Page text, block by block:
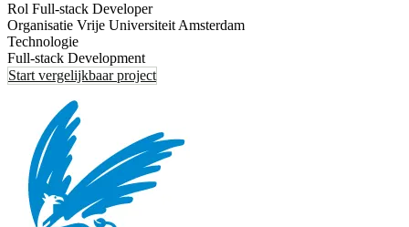
Rol Full-stack Developer
Organisatie Vrije Universiteit Amsterdam
Technologie
Full-stack Development
Start vergelijkbaar project